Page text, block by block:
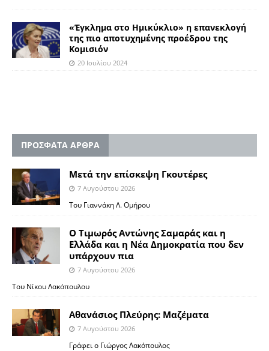
«Έγκλημα στο Ημικύκλιο» η επανεκλογή
της πιο αποτυχημένης προέδρου της
Κομισιόν
20 Ιουλίου 2024
ΠΡΟΣΦΑΤΑ ΑΡΘΡΑ
Μετά την επίσκεψη Γκουτέρες
7 Αυγούστου 2026
Του Γιαννάκη Λ. Ομήρου
Ο Τιμωρός Αντώνης Σαμαράς και η
Ελλάδα και η Νέα Δημοκρατία που δεν
υπάρχουν πια
7 Αυγούστου 2026
Του Νίκου Λακόπουλου
Αθανάσιος Πλεύρης: Μαζέματα
7 Αυγούστου 2026
Γράφει ο Γιώργος Λακόπουλος